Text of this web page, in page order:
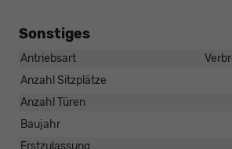
Sonstiges
Antriebsart
Anzahl Sitzplätze
Anzahl Türen
Baujahr
Erstzulassung